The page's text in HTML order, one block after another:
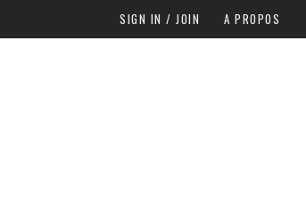
SIGN IN / JOIN A PROPOS